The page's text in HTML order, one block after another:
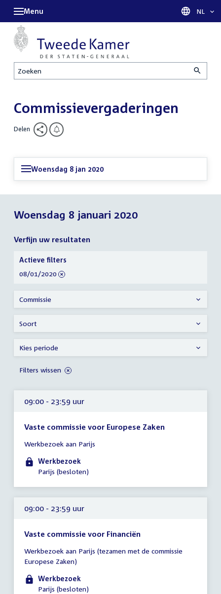
Zoeken
Menu Taal
NL
Commissievergaderingen
Delen
Woensdag 8 jan 2020
Woensdag 8 januari 2020
Verfijn uw resultaten
09:00 - 23:59 uur
Vaste commissie voor Europese Zaken
vergadering
09:00
-
uur
Werkbezoek aan Parijs
Werkbezoek
Parijs (besloten)
09:00 - 23:59 uur
Vaste commissie voor Financiën
vergadering
09:00
23:59
Werkbezoek aan Parijs (tezamen met de commissie
Europese Zaken)
Werkbezoek
Parijs (besloten)
Verfijn
uw
resultaten
Actieve filters
verwijder
08/01/2020
Commissie
Soort
Kies periode
Filters wissen